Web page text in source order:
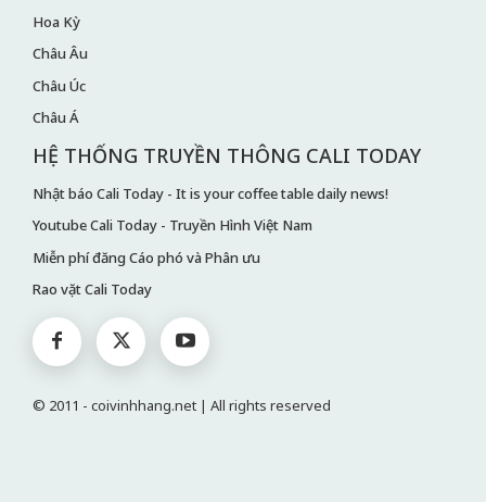
Hoa Kỳ
Châu Âu
Châu Úc
Châu Á
HỆ THỐNG TRUYỀN THÔNG CALI TODAY
Nhật báo Cali Today - It is your coffee table daily news!
Youtube Cali Today - Truyền Hình Việt Nam
Miễn phí đăng Cáo phó và Phân ưu
Rao vặt Cali Today
© 2011 - coivinhhang.net | All rights reserved